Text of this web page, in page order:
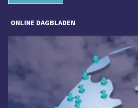
ONLINE DAGBLADEN